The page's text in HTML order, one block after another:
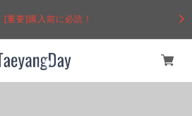
[重要]購入前に必読！